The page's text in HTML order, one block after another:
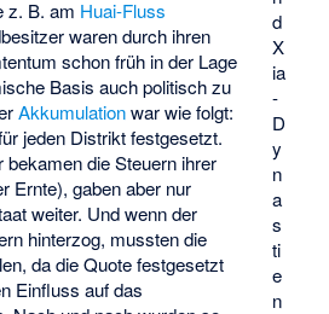
d
X
ia
-
D
y
n
a
s
ti
e
n
z. B. am Huai-Fluss
waren durch ihren
schon früh in der Lage
Basis auch politisch zu
Akkumulationwar wie folgt:
jeden Distrikt festgesetzt.
die Steuern ihrer
Ernte), gaben aber nur
weiter. Und wenn der
hinterzog, mussten die
da die Quote festgesetzt
Einfluss auf das